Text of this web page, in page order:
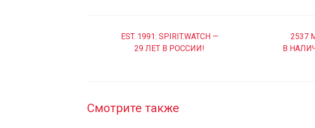
EST. 1991: SPIRIT.WATCH —
29 ЛЕТ В РОССИИ!
2537
В
Смотрите также